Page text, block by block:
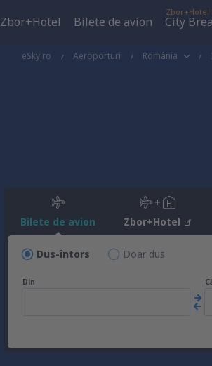
Zbor+Hotel Bilete de avion
Zbor+Hotel
City
eSky.ro Aeroporturi România
Bilete de avion Zbor+Hotel
Dus-întors Doar dus
Din